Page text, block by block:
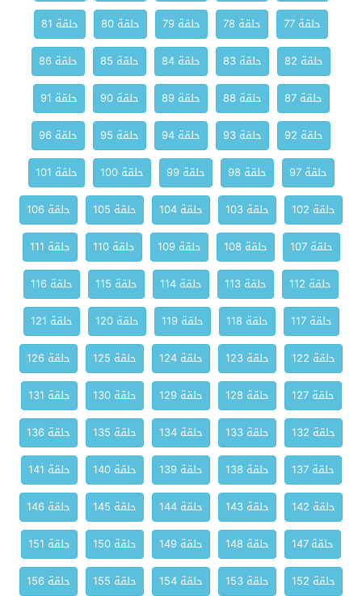
حلقة 77
حلقة 78 حلقة 79 حلقة 80
حلقة 81
حلقة 82
حلقة 83 حلقة 84 حلقة 85
حلقة 86
حلقة 87
حلقة 88 حلقة 89 حلقة 90
حلقة 91
حلقة 92
حلقة 93 حلقة 94 حلقة 95
حلقة 96
حلقة 97
حلقة 98 حلقة 99 حلقة 100
حلقة 101
حلقة 102
حلقة 103 حلقة 104 حلقة 105
حلقة 106
حلقة 107
حلقة 108 حلقة 109 حلقة 110
حلقة 111
حلقة 112
حلقة 113 حلقة 114 حلقة 115
حلقة 116
حلقة 117
حلقة 118 حلقة 119 حلقة 120
حلقة 121
حلقة 122
حلقة 123 حلقة 124 حلقة 125
حلقة 126
حلقة 127
حلقة 128 حلقة 129 حلقة 130
حلقة 131
حلقة 132
حلقة 133 حلقة 134 حلقة 135
حلقة 136
حلقة 137
حلقة 138 حلقة 139 حلقة 140
حلقة 141
حلقة 142
حلقة 143 حلقة 144 حلقة 145
حلقة 146
حلقة 147
حلقة 148 حلقة 149 حلقة 150
حلقة 151
حلقة 152
حلقة 153 حلقة 154 حلقة 155 حلقة 156